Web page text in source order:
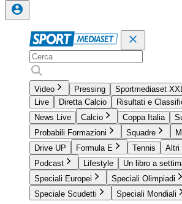
Video Pressing Sportmediaset
Live
Diretta Calcio
Risultati e
News Live
Calcio Coppa Italia
Probabili Formazioni
Squadre
Drive UP
Formula E Tennis Altri
Podcast
Lifestyle
Un libro a
Speciali Europei
Speciali Olimpiadi
Speciale Scudetti
Speciali Mondiali